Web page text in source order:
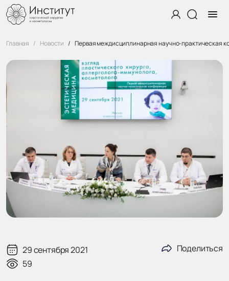
Главная Новости Первая междисциплинарная научно-практическая
29 сентября 2021
59
Поделиться